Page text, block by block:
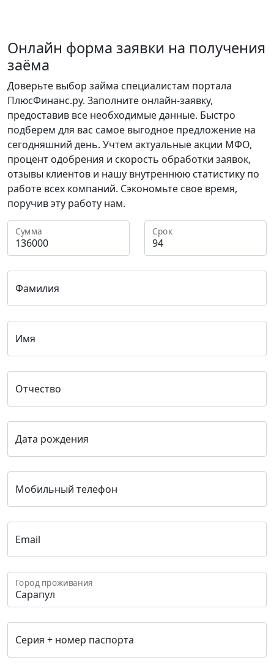
Онлайн форма заявки на получения
заёма
Доверьте выбор займа специалистам портала
ПлюсФинанс.ру. Заполните онлайн-заявку,
предоставив все необходимые данные. Быстро
подберем для вас самое выгодное предложение на
сегодняшний день. Учтем актуальные акции МФО,
процент одобрения и скорость обработки заявок,
отзывы клиентов и нашу внутреннюю статистику по
работе всех компаний. Сэкономьте свое время,
поручив эту работу нам.
Сумма Срок
Фамилия
Имя
Отчество
Дата рождения
Мобильный телефон
Email
Город проживания
Серия + номер паспорта